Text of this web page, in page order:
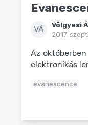
VÁ
Völgyesi
2017.
Az
elektronikás
evanescence